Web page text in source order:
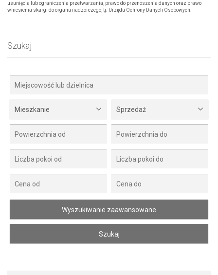
usunięcia lub ograniczenia przetwarzania, prawo do przenoszenia danych oraz prawo
wniesienia skargi do organu nadzorczego, tj. Urzędu Ochrony Danych Osobowych.
Szukaj
Mieszkanie Sprzedaż